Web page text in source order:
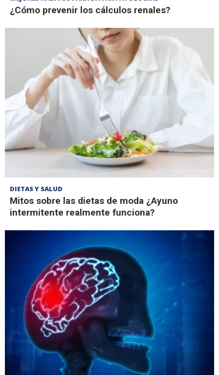
¿Cómo prevenir los cálculos renales?
DIETAS Y SALUD
Mitos sobre las dietas de moda ¿Ayuno
intermitente realmente funciona?